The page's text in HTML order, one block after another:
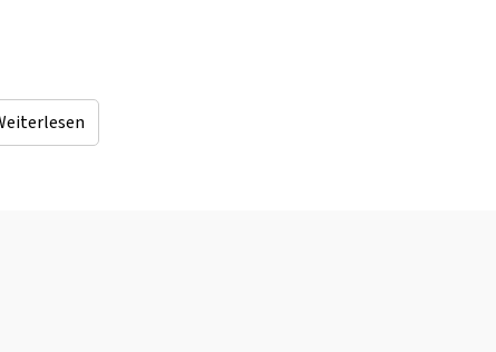
Entfernungen zu